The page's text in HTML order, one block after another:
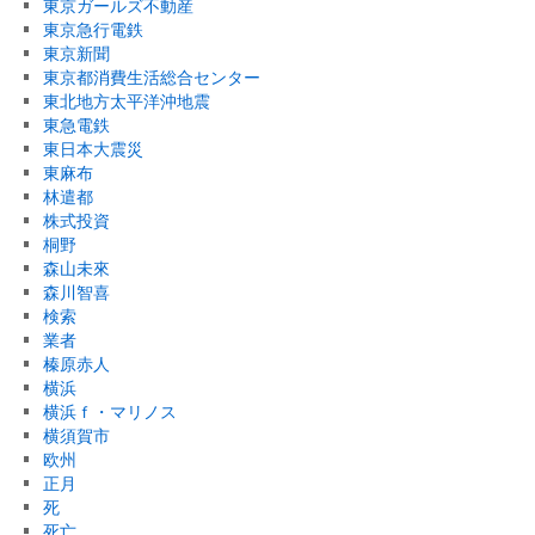
東京ガールズ不動産
東京急行電鉄
東京新聞
東京都消費生活総合センター
東北地方太平洋沖地震
東急電鉄
東日本大震災
東麻布
林遣都
株式投資
桐野
森山未來
森川智喜
検索
業者
榛原赤人
横浜
横浜ｆ・マリノス
横須賀市
欧州
正月
死